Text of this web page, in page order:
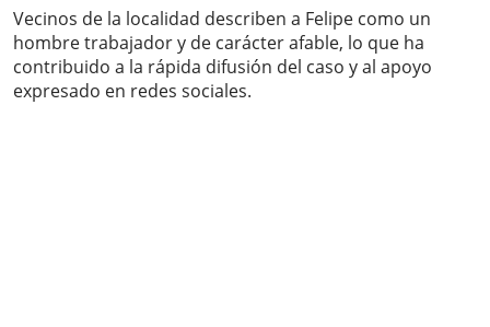
Vecinos de la localidad describen a Felipe como un
hombre trabajador y de carácter afable, lo que ha
contribuido a la rápida difusión del caso y al apoyo
expresado en redes sociales.